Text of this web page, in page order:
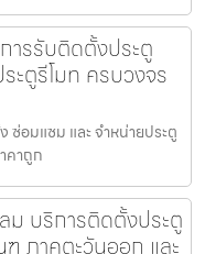
ารรับติดตั้งประตู
ะตูรีโมท ครบวงจร
ซ่อมแซม และ จำหน่ายประตู
คาถูก
ม บริการติดตั้งประตู
ภาคตะวันออก และ